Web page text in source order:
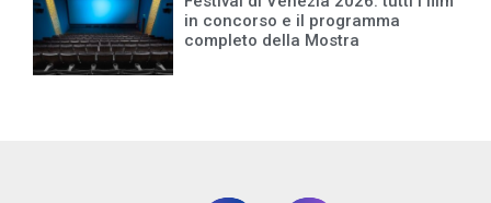
in concorso e il programma
completo della Mostra